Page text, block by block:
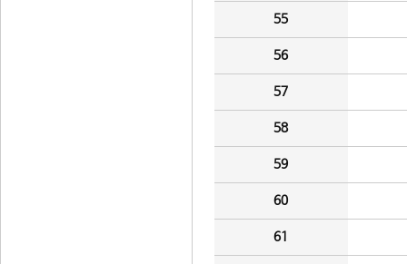
55
56
57
58
59
60
61